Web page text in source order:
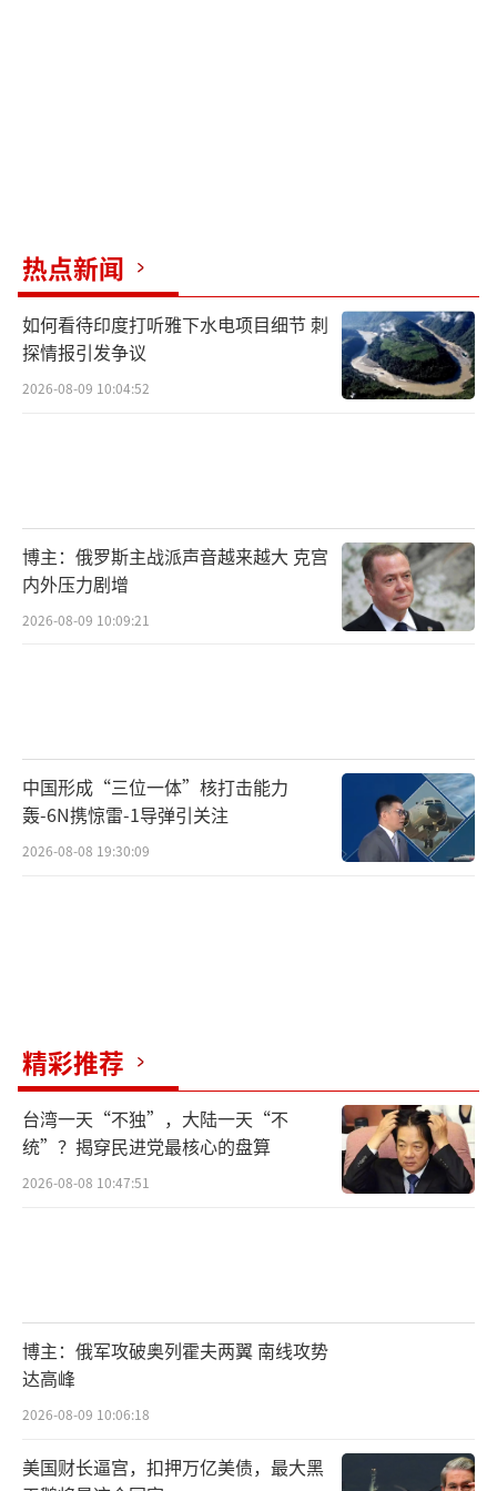
明治维新后吞并琉球，并于1879年设置冲绳
县。第二次世界大战惨烈的冲绳战役中，大约
四分之一冲绳人丧生。二战后，冲绳被美国托
管。1971年美日私相签订《冲绳返还协定》，
次年5月冲绳行政权被美国移交“回归”日本。
军在日本拥有治外法权，不受日本司法管辖，
美军基地导致的安全事故、飞机噪音、美军人
员犯罪等问题长期成为冲绳人的梦魇，令当地
民众苦不堪言。（胡若愚）
（责任编辑：杨靖）
热点新闻
如何看待印度打听雅下水电项目细节 刺
探情报引发争议
2026-08-09 10:04:52
博主：俄罗斯主战派声音越来越大 克宫
内外压力剧增
2026-08-09 10:09:21
中国形成“三位一体”核打击能力
轰-6N携惊雷-1导弹引关注
2026-08-08 19:30:09
精彩推荐
台湾一天“不独”，大陆一天“不
统”？揭穿民进党最核心的盘算
2026-08-08 10:47:51
博主：俄军攻破奥列霍夫两翼 南线攻势
达高峰
2026-08-09 10:06:18
美国财长逼宫，扣押万亿美债，最大黑